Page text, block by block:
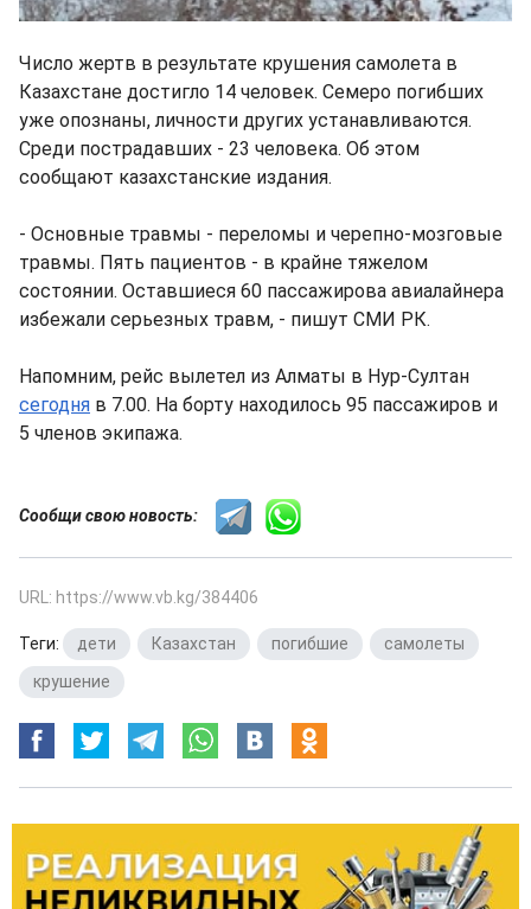
Число жертв в результате крушения самолета в
Казахстане достигло 14 человек. Семеро погибших
уже опознаны, личности других устанавливаются.
Среди пострадавших - 23 человека. Об этом
сообщают казахстанские издания.
- Основные травмы - переломы и черепно-мозговые
травмы. Пять пациентов - в крайне тяжелом
состоянии. Оставшиеся 60 пассажирова авиалайнера
избежали серьезных травм, - пишут СМИ РК.
Напомним, рейс вылетел из Алматы в Нур-Султан
сегодня в 7.00. На борту находилось 95 пассажиров и
5 членов экипажа.
Сообщи свою новость:
URL: https://www.vb.kg/384406
Теги: дети Казахстан погибшие самолеты
крушение